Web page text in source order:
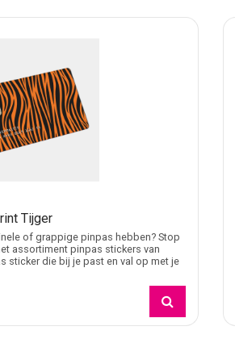
Tijger
of grappige pinpas hebben? Stop
assortiment pinpas stickers van
sticker die bij je past en val op met je